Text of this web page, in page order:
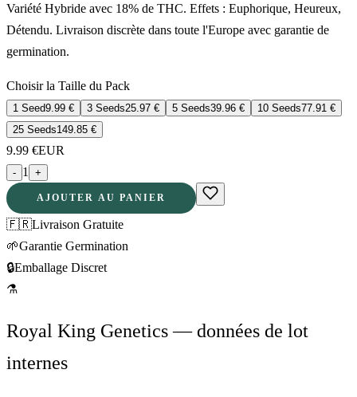
Variété Hybride avec 18% de THC. Effets : Euphorique, Heureux,
Détendu. Livraison discrète dans toute l'Europe avec garantie de
germination.
Choisir la Taille du Pack
1 Seed9.99 € 3 Seeds25.97 € 5 Seeds39.96 € 10 Seeds77.91 €
25 Seeds149.85 €
9.99 €EUR
- 1 +
AJOUTER AU PANIER
🇫🇷Livraison Gratuite
🌱Garantie Germination
🔒Emballage Discret
⚗
Royal King Genetics — données de lot
internes